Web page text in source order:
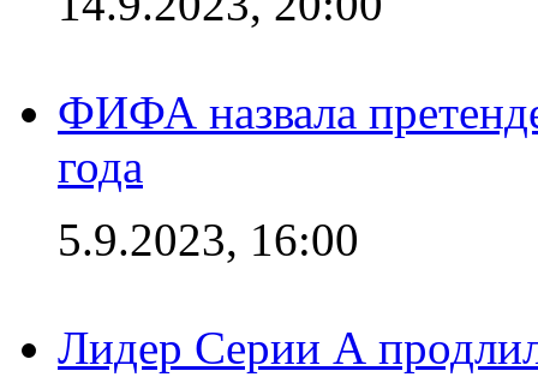
ФИФА назвала
года
5.9.2023, 16:00
Лидер Серии А